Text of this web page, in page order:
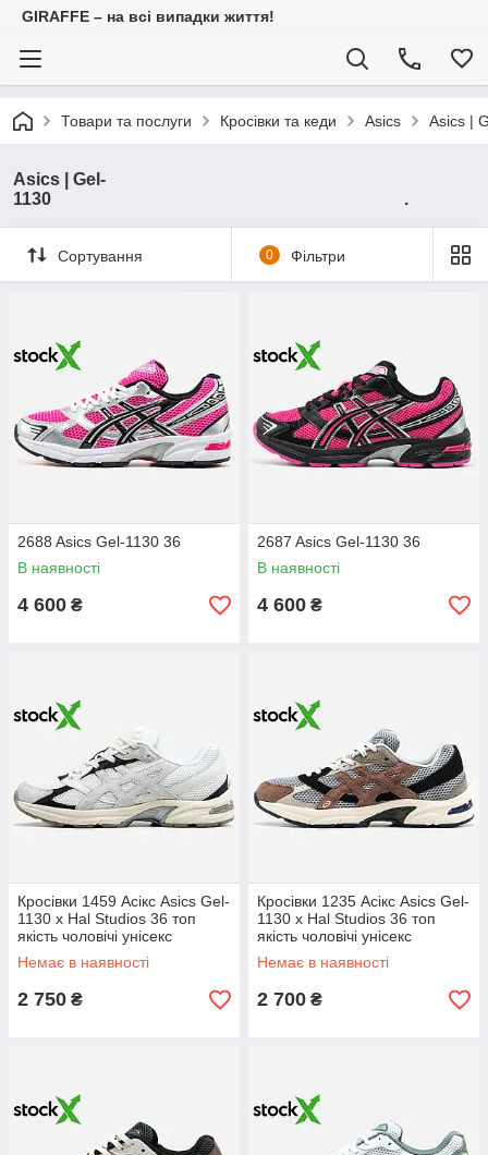
GIRAFFE – на всі випадки життя!
Товари та послуги Кросівки та кеди Asics
Asics | Gel-
1130 .
Сортування 0 Фільтри
2688 Asics Gel-1130 36
В наявності
4 600 ₴
2687 Asics Gel-1130 36
В наявності
4 600 ₴
Кросівки 1459 Асікс Asics Gel-
1130 x Hal Studios 36 топ
якість чоловічі унісекс
Немає в наявності
2 750 ₴
Кросівки 1235 Асікс Asics Gel-
1130 x Hal Studios 36 топ
якість чоловічі унісекс
Немає в наявності
2 700 ₴